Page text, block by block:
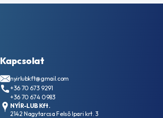
Kapcsolat
nyirlubkft@gmail.com
+36 70 673 9291
+36 70 674 0983
NYÍR-LUB Kft.
2142 Nagytarcsa Felső Ipari krt. 3